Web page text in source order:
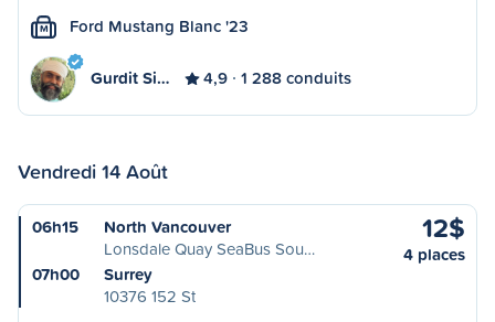
M Ford Mustang Blanc '23
Gurdit Si… 4,9 1 288 conduits
Vendredi 14 Août
06h15
North Vancouver
Lonsdale Quay SeaBus Sou…
07h00
Surrey
10376 152 St
12$
4 places